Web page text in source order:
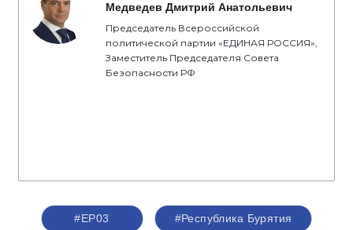
Медведев Дмитрий Анатольевич
Председатель Всероссийской
политической партии «ЕДИНАЯ РОССИЯ»,
Заместитель Председателя Совета
Безопасности РФ
#ЕР03 #Республика Бурятия